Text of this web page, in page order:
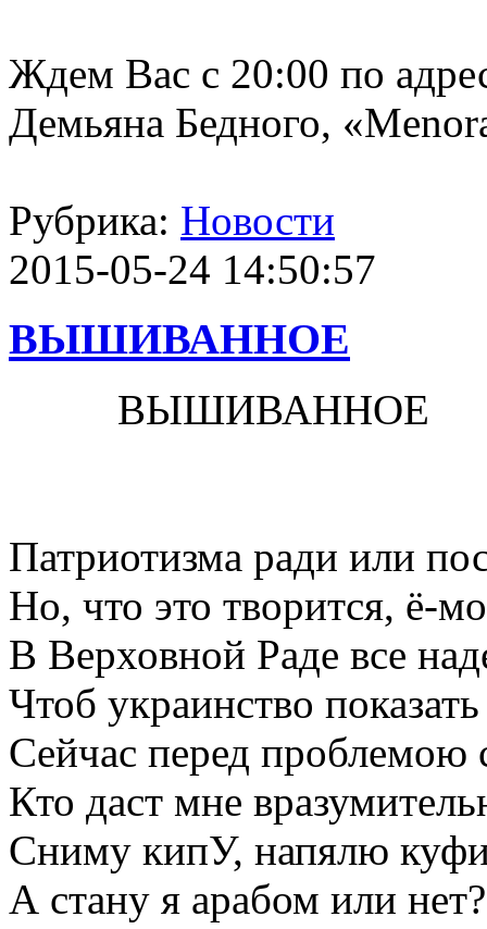
Ждем Вас c 20:00 по
Демьяна Бедного,
Рубрика: Новости
2015-05-24 14:50:57
ВЫШИВАННОЕ
ВЫШИВАННОЕ
Патриотизма ради или
Но, что это творится, ё-
В Верховной Раде все
Чтоб украинство
Сейчас перед проблемою
Кто даст мне
Сниму кипУ, напялю
А стану я арабом или нет?